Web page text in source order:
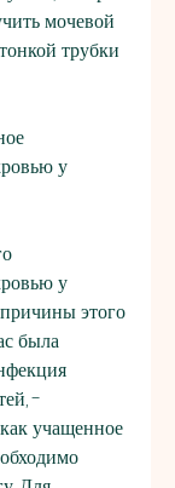
мочевой
трубки
у
у
этого
была
-
учащенное